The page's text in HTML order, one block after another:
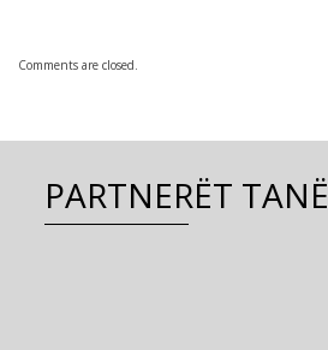
Comments are closed.
PARTNERËT TANË